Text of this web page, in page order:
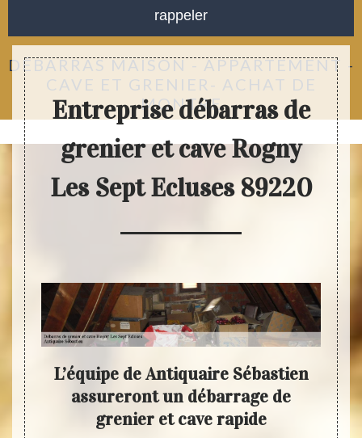
DÉBARRAS MAISON - APPARTEMENT -
CAVE ET GRENIER- ACHAT DE
MONTRE
Entreprise débarras de
grenier et cave Rogny
Les Sept Ecluses 89220
L’équipe de Antiquaire Sébastien
assureront un débarrage de
grenier et cave rapide